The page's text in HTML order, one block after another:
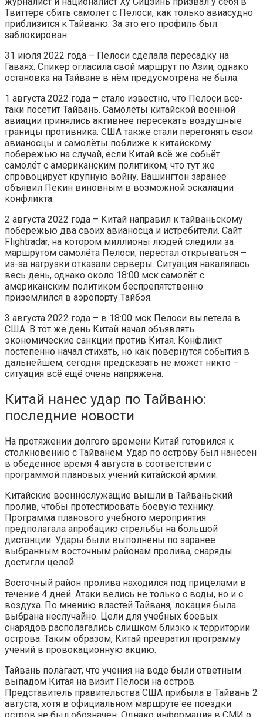
Твиттере сбить самолёт с Пелоси, как только авиасудно
приблизится к Тайваню. За это его профиль был
заблокирован.
31 июля 2022 года – Пелоси сделала пересадку на
Гаваях. Спикер огласила свой маршрут по Азии, однако
остановка на Тайване в нём предусмотрена не была.
1 августа 2022 года – стало известно, что Пелоси всё-
таки посетит Тайвань. Самолёты китайской военной
авиации принялись активнее пересекать воздушные
границы противника. США также стали перегонять свои
авианосцы и самолёты поближе к китайскому
побережью на случай, если Китай всё же собьёт
самолёт с американским политиком, что тут же
спровоцирует крупную войну. Вашингтон заранее
объявил Пекин виновным в возможной эскалации
конфликта.
2 августа 2022 года – Китай направил к тайваньскому
побережью два своих авианосца и истребители. Сайт
Flightradar, на котором миллионы людей следили за
маршрутом самолёта Пелоси, перестал открываться –
из-за нагрузки отказали серверы. Ситуация накалялась
весь день, однако около 18:00 мск самолёт с
американским политиком беспрепятственно
приземлился в аэропорту Тайбэя.
3 августа 2022 года – в 18:00 мск Пелоси вылетела в
США. В тот же день Китай начал объявлять
экономические санкции против Китая. Конфликт
постепенно начал стихать, но как повернутся события в
дальнейшем, сегодня предсказать не может никто –
ситуация всё ещё очень напряжена.
Китай нанес удар по Тайваню:
последние новости
На протяжении долгого времени Китай готовился к
столкновению с Тайванем. Удар по острову был нанесен
в обеденное время 4 августа в соответствии с
программой плановых учений китайской армии.
Китайские военнослужащие вышли в Тайваньский
пролив, чтобы протестировать боевую технику.
Программа планового учебного мероприятия
предполагала апробацию стрельбы на большой
дистанции. Удары были выполнены по заранее
выбранным восточным районам пролива, снаряды
достигли целей.
Восточный район пролива находился под прицелами в
течение 4 дней. Атаки велись не только с воды, но и с
воздуха. По мнению властей Тайваня, локация была
выбрана неслучайно. Цели для учебных боевых
снарядов располагались слишком близко к территории
острова. Таким образом, Китай превратил программу
учений в провокационную акцию.
Тайвань полагает, что учения на воде были ответным
выпадом Китая на визит Пелоси на остров.
Представитель правительства США прибыла в Тайвань 2
августа, хотя в официальном маршруте ее поездки